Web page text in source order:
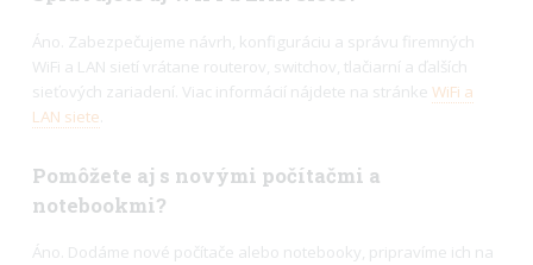
Áno. Zabezpečujeme návrh, konfiguráciu a správu firemných
WiFi a LAN sietí vrátane routerov, switchov, tlačiarní a ďalších
sieťových zariadení. Viac informácií nájdete na stránke WiFi a
LAN siete
Pomôžete aj s novými počítačmi a
notebookmi?
Áno. Dodáme nové počítače alebo notebooky, pripravíme ich na